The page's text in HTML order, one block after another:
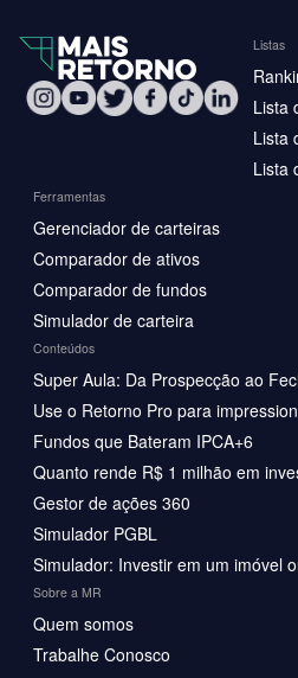
Listas
Lista
Lista
Lista
Ferramentas
Gerenciador de carteiras
Comparador de ativos
Comparador de fundos
Simulador de carteira
Conteúdos
Super Aula: Da Prospecção ao
Use o Retorno Pro para
Fundos que Bateram IPCA+6
Quanto rende R$ 1 milhão em
Gestor de ações 360
Simulador PGBL
Simulador: Investir em um imóvel
Sobre a MR
Quem somos
Trabalhe Conosco